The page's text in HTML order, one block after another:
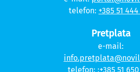
telefon: +385 51
Pretplata
e-mail:
telefon: :+385 51